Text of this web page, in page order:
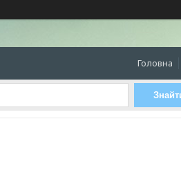
Головна